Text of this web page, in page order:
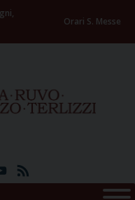
Orari S. Messe
YouTube